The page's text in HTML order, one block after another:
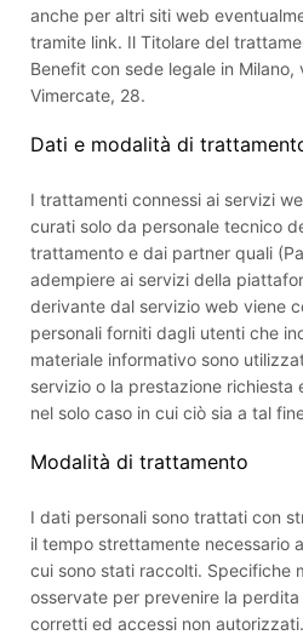
anche per altri siti web
tramite link. Il Titolare del
Benefit con sede legale in
Vimercate, 28.
Dati e modalità di
I trattamenti connessi ai servizi
curati solo da personale tecnico
trattamento e dai partner quali
adempiere ai servizi della
derivante dal servizio web viene
personali forniti dagli utenti che
materiale informativo sono
servizio o la prestazione richiesta
nel solo caso in cui ciò sia a tal
Modalità di trattamento
I dati personali sono trattati con
il tempo strettamente necessario
cui sono stati raccolti. Specifiche
osservate per prevenire la
corretti ed accessi non autorizzati.